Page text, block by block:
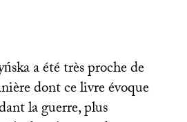
a été très proche de
dont ce livre évoque
la guerre, plus